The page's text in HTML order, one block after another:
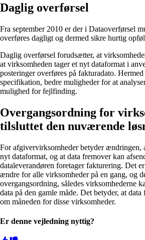
Daglig overførsel
Fra september 2010 er der i Dataoverførsel
overføres dagligt og dermed sikre hurtig
Daglig overførsel forudsætter, at
at virksomheden tager et nyt dataformat i
posteringer overføres på fakturadato.
specifikation, bedre muligheder for at
mulighed for fejlfinding.
Overgangsordning for
tilsluttet den nuværende
For afgivervirksomheder betyder ændringen,
nyt dataformat, og at data fremover kan
dataleverandøren foretager fakturering. Det
ændre for alle virksomheder på en gang, og
overgangsordning, således virksomhederne
data på den gamle måde. Det betyder, at
om måneden for disse virksomheder.
Er denne vejledning nyttig?